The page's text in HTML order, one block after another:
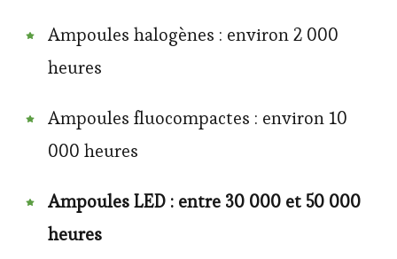
Ampoules halogènes : environ 2 000
heures
Ampoules fluocompactes : environ 10
000 heures
Ampoules LED : entre 30 000 et 50 000
heures